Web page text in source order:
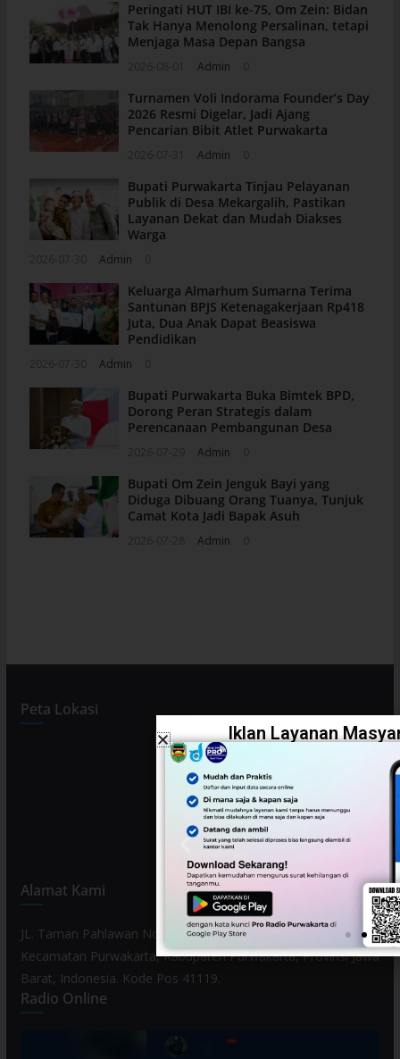
Peringati HUT IBI ke-75, Om Zein: Bidan
Tak Hanya Menolong Persalinan, tetapi
Menjaga Masa Depan Bangsa
Admin
Turnamen Voli Indorama Founder’s Day
2026 Resmi Digelar, Jadi Ajang
Pencarian Bibit Atlet Purwakarta
Admin
Bupati Purwakarta Tinjau Pelayanan
Publik di Desa Mekargalih, Pastikan
Layanan Dekat dan Mudah Diakses
Warga
Admin
Keluarga Almarhum Sumarna Terima
Santunan BPJS Ketenagakerjaan Rp418
Juta, Dua Anak Dapat Beasiswa
Pendidikan
Admin
Bupati Purwakarta Buka Bimtek BPD,
Dorong Peran Strategis dalam
Perencanaan Pembangunan Desa
Admin
Bupati Om Zein Jenguk Bayi yang
Diduga Dibuang Orang Tuanya, Tunjuk
Camat Kota Jadi Bapak Asuh
Admin
Peta Lokasi
Alamat Kami
JL. Taman Pahlawan No. 80, Kelurahan Purwamekar,
Kecamatan Purwakarta, Kabupaten Purwakarta, Provinsi Jawa
Barat, Indonesia. Kode Pos 41119.
Radio Online
Iklan Layanan